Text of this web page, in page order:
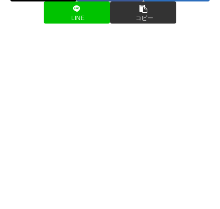
LINE コピー